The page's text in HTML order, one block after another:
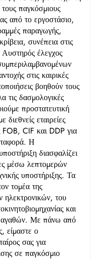
παγκόσμιους
από το εργοστάσιο,
παραγωγής,
συνέπεια στις
έλεγχος
στις καιρικές
βοηθούν τους
τις δασμολογικές
προστατευτική
εταιρείες
FOB, CIF και DDP για
Η
διασφαλίζει
μέσω λεπτομερών
υποστήριξης. Τα
τομέα της
ηλεκτρονικών, του
και
αγαθών. Με πάνω από
είμαστε ο
σας για
σε παγκόσμιο